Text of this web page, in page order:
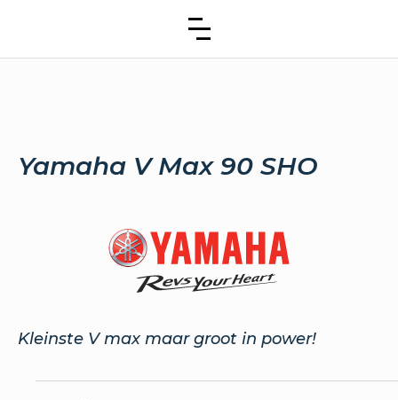
Yamaha V Max 90 SHO
Kleinste V max maar groot in power!